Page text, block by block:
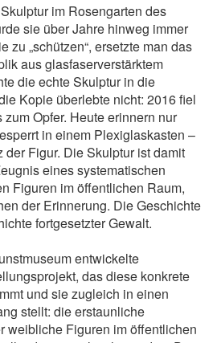
im Rosengarten des
sie über Jahre hinweg immer
zu „schützen“, ersetzte man das
aus glasfaserverstärktem
die echte Skulptur in die
Kopie überlebte nicht: 2016 fiel
Opfer. Heute erinnern nur
in einem Plexiglaskasten –
Figur. Die Skulptur ist damit
eines systematischen
Figuren im öffentlichen Raum,
der Erinnerung. Die Geschichte
fortgesetzter Gewalt.
entwickelte
das diese konkrete
und sie zugleich in einen
stellt: die erstaunliche
weibliche Figuren im öffentlichen